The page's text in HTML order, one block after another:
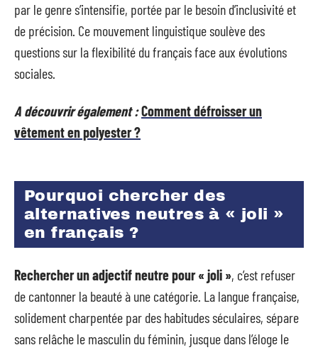
par le genre s’intensifie, portée par le besoin d’inclusivité et
de précision. Ce mouvement linguistique soulève des
questions sur la flexibilité du français face aux évolutions
sociales.
A découvrir également :Comment défroisser un
vêtement en polyester ?
Pourquoi chercher des
alternatives neutres à « joli »
en français ?
Rechercher un adjectif neutre pour « joli », c’est refuser
de cantonner la beauté à une catégorie. La langue française,
solidement charpentée par des habitudes séculaires, sépare
sans relâche le masculin du féminin, jusque dans l’éloge le